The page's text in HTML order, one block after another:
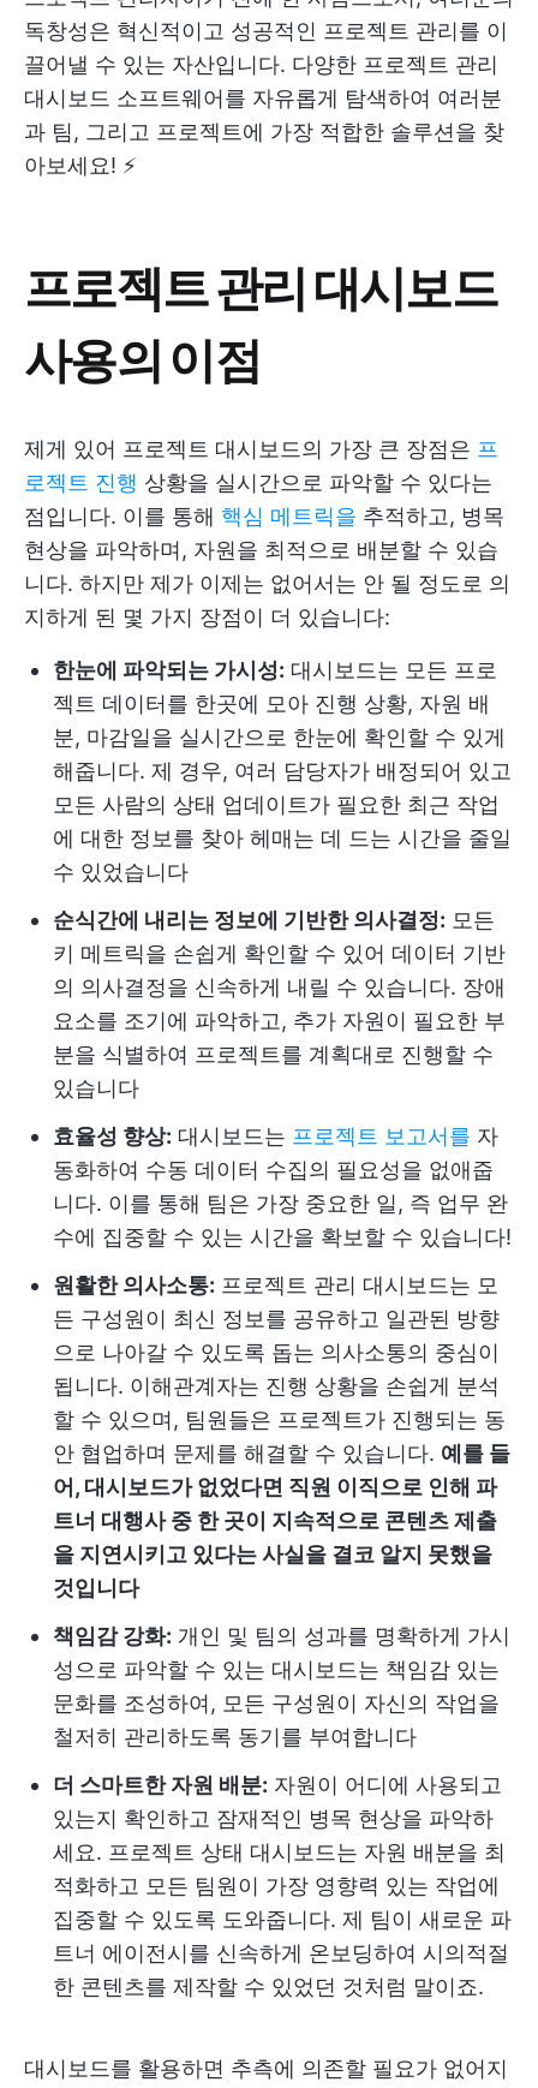
독창성은 혁신적이고 성공적인 프로젝트 관리를 이
끌어낼 수 있는 자산입니다. 다양한 프로젝트 관리
대시보드 소프트웨어를 자유롭게 탐색하여 여러분
과 팀, 그리고 프로젝트에 가장 적합한 솔루션을 찾
아보세요! ⚡️
프로젝트 관리 대시보드
사용의 이점
제게 있어 프로젝트 대시보드의 가장 큰 장점은 프
로젝트 진행 상황을 실시간으로 파악할 수 있다는
점입니다. 이를 통해 핵심 메트릭을 추적하고, 병목
현상을 파악하며, 자원을 최적으로 배분할 수 있습
니다. 하지만 제가 이제는 없어서는 안 될 정도로 의
지하게 된 몇 가지 장점이 더 있습니다:
한눈에 파악되는 가시성: 대시보드는 모든 프로
젝트 데이터를 한곳에 모아 진행 상황, 자원 배
분, 마감일을 실시간으로 한눈에 확인할 수 있게
해줍니다. 제 경우, 여러 담당자가 배정되어 있고
모든 사람의 상태 업데이트가 필요한 최근 작업
에 대한 정보를 찾아 헤매는 데 드는 시간을 줄일
수 있었습니다
순식간에 내리는 정보에 기반한 의사결정: 모든
키 메트릭을 손쉽게 확인할 수 있어 데이터 기반
의 의사결정을 신속하게 내릴 수 있습니다. 장애
요소를 조기에 파악하고, 추가 자원이 필요한 부
분을 식별하여 프로젝트를 계획대로 진행할 수
있습니다
효율성 향상: 대시보드는 프로젝트 보고서를 자
동화하여 수동 데이터 수집의 필요성을 없애줍
니다. 이를 통해 팀은 가장 중요한 일, 즉 업무 완
수에 집중할 수 있는 시간을 확보할 수 있습니다!
원활한 의사소통: 프로젝트 관리 대시보드는 모
든 구성원이 최신 정보를 공유하고 일관된 방향
으로 나아갈 수 있도록 돕는 의사소통의 중심이
됩니다. 이해관계자는 진행 상황을 손쉽게 분석
할 수 있으며, 팀원들은 프로젝트가 진행되는 동
안 협업하며 문제를 해결할 수 있습니다. 예를 들
어, 대시보드가 없었다면 직원 이직으로 인해 파
트너 대행사 중 한 곳이 지속적으로 콘텐츠 제출
을 지연시키고 있다는 사실을 결코 알지 못했을
것입니다
책임감 강화: 개인 및 팀의 성과를 명확하게 가시
성으로 파악할 수 있는 대시보드는 책임감 있는
문화를 조성하여, 모든 구성원이 자신의 작업을
철저히 관리하도록 동기를 부여합니다
더 스마트한 자원 배분: 자원이 어디에 사용되고
있는지 확인하고 잠재적인 병목 현상을 파악하
세요. 프로젝트 상태 대시보드는 자원 배분을 최
적화하고 모든 팀원이 가장 영향력 있는 작업에
집중할 수 있도록 도와줍니다. 제 팀이 새로운 파
트너 에이전시를 신속하게 온보딩하여 시의적절
한 콘텐츠를 제작할 수 있었던 것처럼 말이죠.
대시보드를 활용하면 추측에 의존할 필요가 없어지